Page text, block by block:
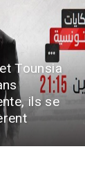
Tounsia
ils se